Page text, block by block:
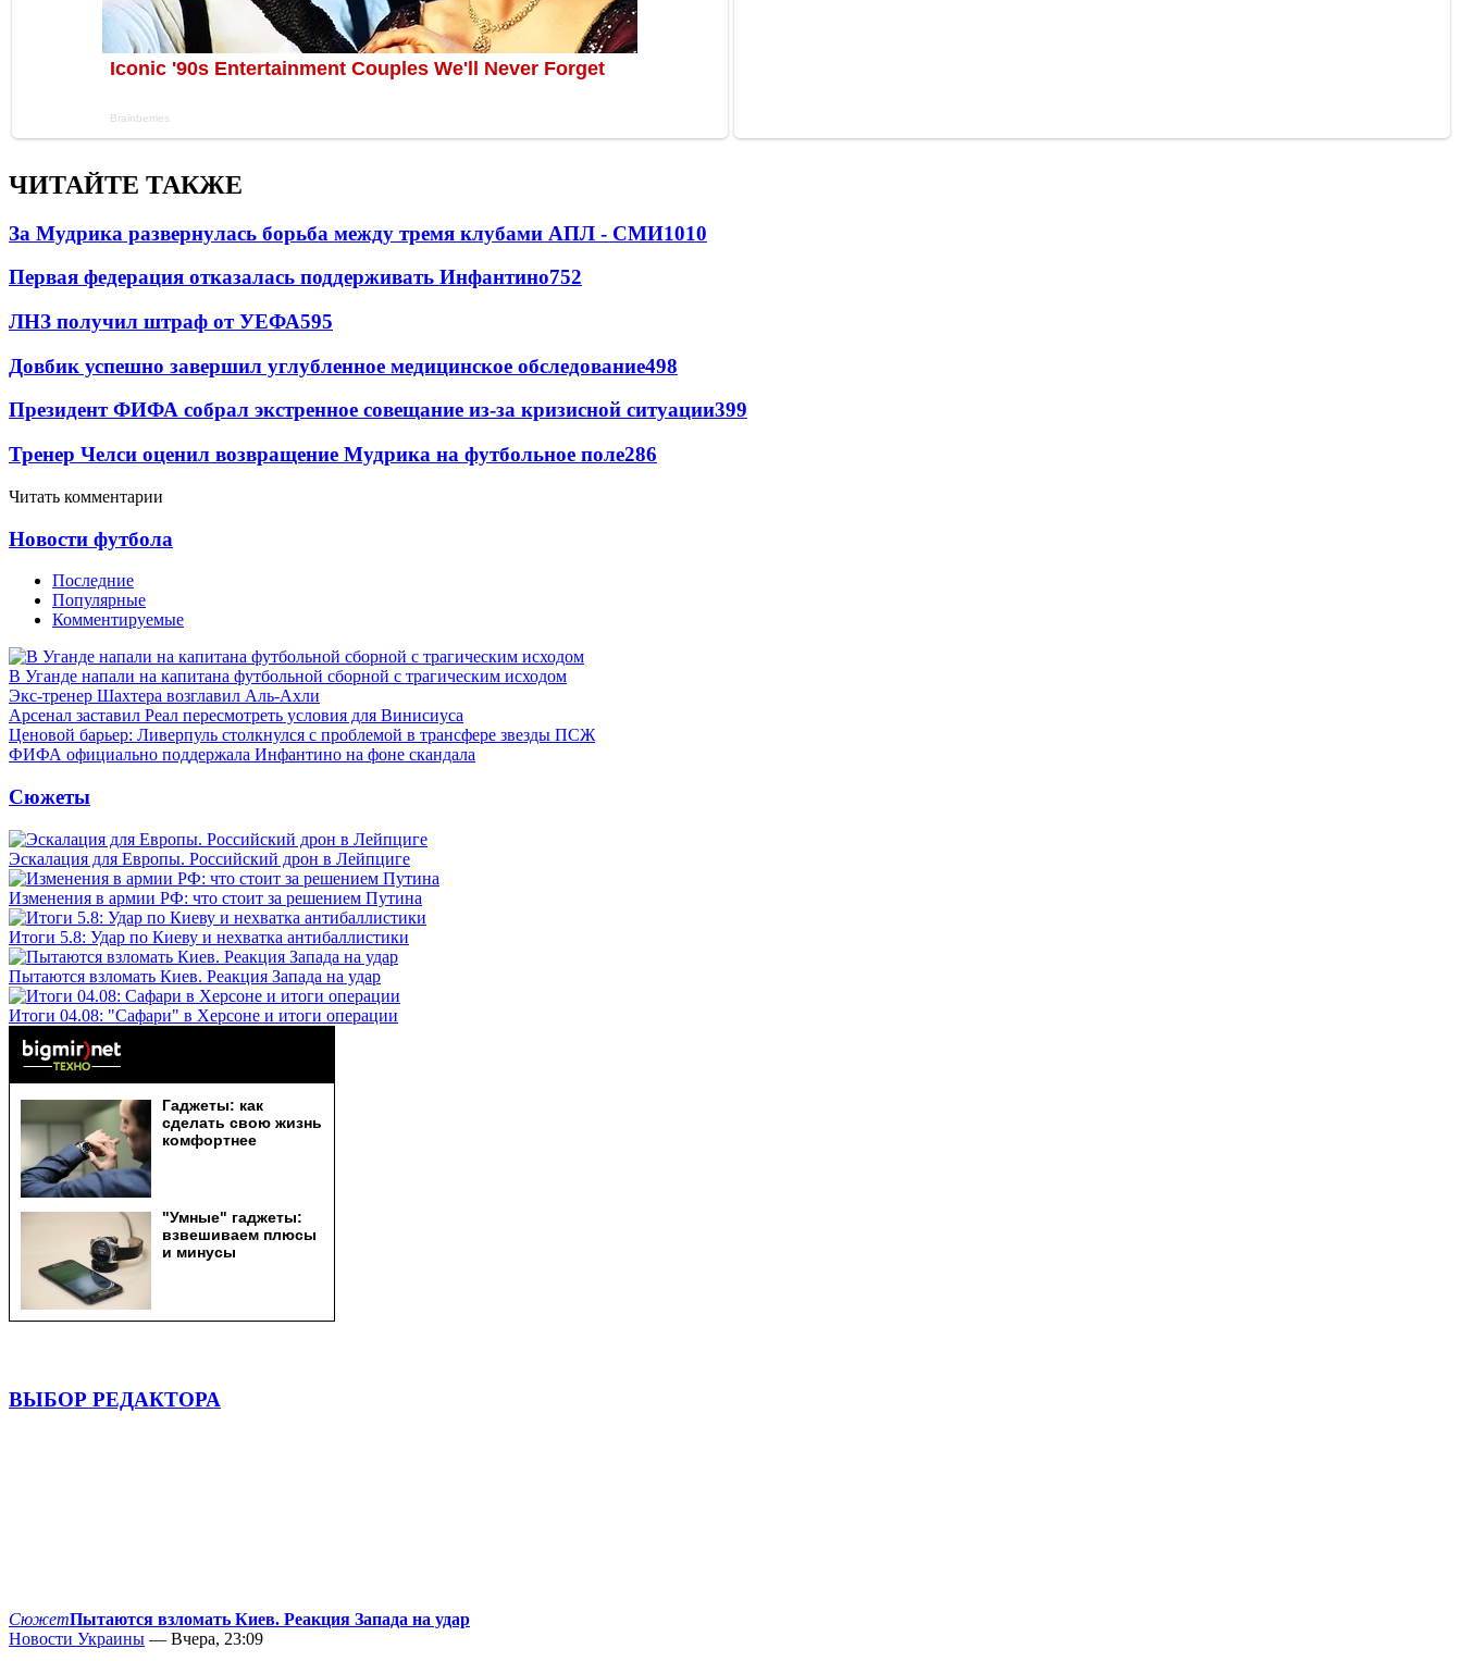
ЧИТАЙТЕ ТАКЖЕ
За Мудрика развернулась борьба между тремя клубами АПЛ - СМИ1010
Первая федерация отказалась поддерживать Инфантино752
ЛНЗ получил штраф от УЕФА595
Довбик успешно завершил углубленное медицинское обследование498
Президент ФИФА собрал экстренное совещание из-за кризисной ситуации399
Тренер Челси оценил возвращение Мудрика на футбольное поле286
Читать комментарии
Новости футбола
Последние
Популярные
Комментируемые
В Уганде напали на капитана футбольной сборной с трагическим исходом
Экс-тренер Шахтера возглавил Аль-Ахли
Арсенал заставил Реал пересмотреть условия для Винисиуса
Ценовой барьер: Ливерпуль столкнулся с проблемой в трансфере звезды ПСЖ
ФИФА официально поддержала Инфантино на фоне скандала
Сюжеты
Эскалация для Европы. Российский дрон в Лейпциге
Изменения в армии РФ: что стоит за решением Путина
Итоги 5.8: Удар по Киеву и нехватка антибаллистики
Пытаются взломать Киев. Реакция Запада на удар
Итоги 04.08: "Сафари" в Херсоне и итоги операции
ВЫБОР РЕДАКТОРА
СюжетПытаются взломать Киев. Реакция Запада на удар
Новости Украины — Вчера, 23:09